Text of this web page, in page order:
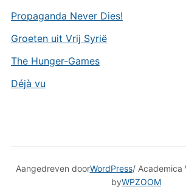
Propaganda Never Dies!
Groeten uit Vrij Syrië
The Hunger-Games
Déjà vu
Aangedreven doorWordPress/ Academica
byWPZOOM